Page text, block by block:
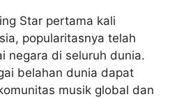
Star pertama kali
popularitasnya telah
negara di seluruh dunia.
belahan dunia dapat
musik global dan